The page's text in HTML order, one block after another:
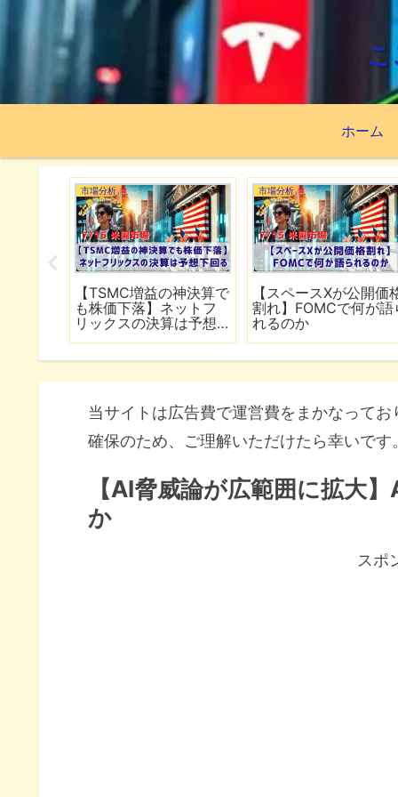
ホーム
市場分析
【TSMC増益の神決算で
も株価下落】ネットフ
リックスの決算は予想
市場分析
【スペースXが公開価
割れ】FOMCで何が語
れるのか
当サイトは広告費で運営費をまかなって
確保のため、ご理解いただけたら幸いです
【AI脅威論が広範囲に拡大
か
スポ